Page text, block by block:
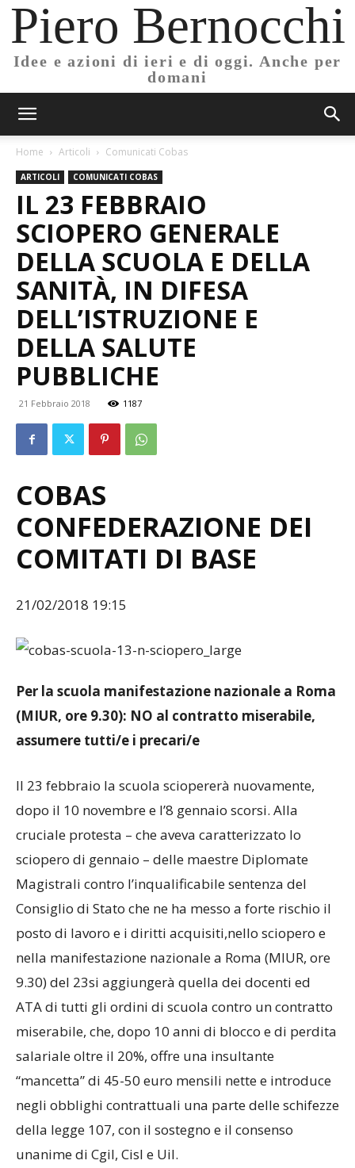
Piero Bernocchi
Idee e azioni di ieri e di oggi. Anche per
domani
Home Articoli Comunicati Cobas
ARTICOLI COMUNICATI COBAS
IL 23 FEBBRAIO
SCIOPERO GENERALE
DELLA SCUOLA E DELLA
SANITÀ, IN DIFESA
DELL’ISTRUZIONE E
DELLA SALUTE
PUBBLICHE
21 Febbraio 2018 1187
COBAS
CONFEDERAZIONE DEI
COMITATI DI BASE
21/02/2018 19:15
Per la scuola manifestazione nazionale a Roma
(MIUR, ore 9.30): NO al contratto miserabile,
assumere tutti/e i precari/e
Il 23 febbraio la scuola sciopererà nuovamente,
dopo il 10 novembre e l’8 gennaio scorsi. Alla
cruciale protesta – che aveva caratterizzato lo
sciopero di gennaio – delle maestre Diplomate
Magistrali contro l’inqualificabile sentenza del
Consiglio di Stato che ne ha messo a forte rischio il
posto di lavoro e i diritti acquisiti,nello sciopero e
nella manifestazione nazionale a Roma (MIUR, ore
9.30) del 23si aggiungerà quella dei docenti ed
ATA di tutti gli ordini di scuola contro un contratto
miserabile, che, dopo 10 anni di blocco e di perdita
salariale oltre il 20%, offre una insultante
“mancetta” di 45-50 euro mensili nette e introduce
negli obblighi contrattuali una parte delle schifezze
della legge 107, con il sostegno e il consenso
unanime di Cgil, Cisl e Uil.